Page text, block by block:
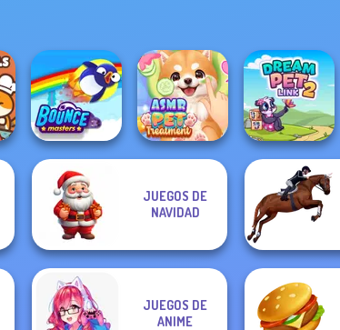
Bouncemasters
ASMR Pet
Treatment
Dream Pet Link 2
JUEGOS DE
NAVIDAD
JUEGOS DE
ANIME